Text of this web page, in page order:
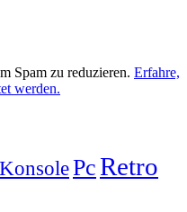
Spam zu reduzieren. Erfahre,
werden.
KonsolePcRetro